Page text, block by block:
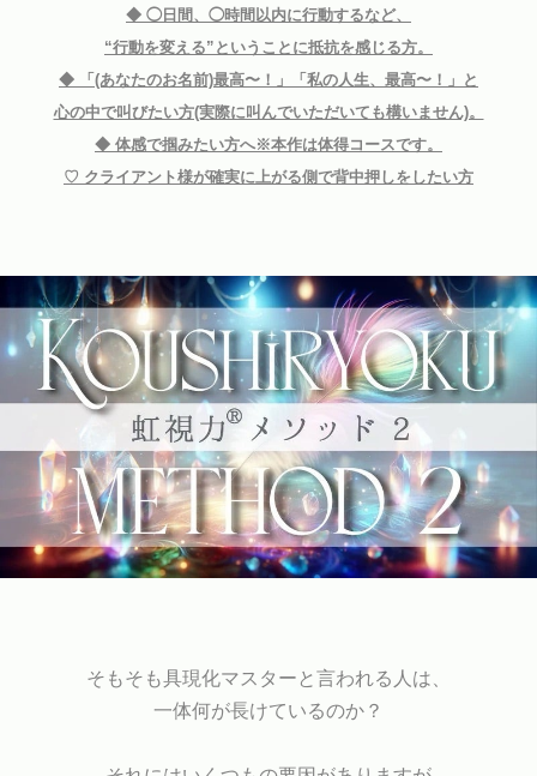
◆ ◯日間、◯時間以内に行動するなど、
“行動を変える”ということに抵抗を感じる方。
◆
「(あなたのお名前)最高〜！」「私の人生、最高〜！」と
心の中で叫びたい方(実際に叫んでいただいても構いません)。
◆ 体感で掴みたい方へ※本作は体得コースです。
♡ クライアント様が確実に上がる側で背中押しをしたい方
そもそも具現化マスターと言われる人は、
一体何が長けているのか？